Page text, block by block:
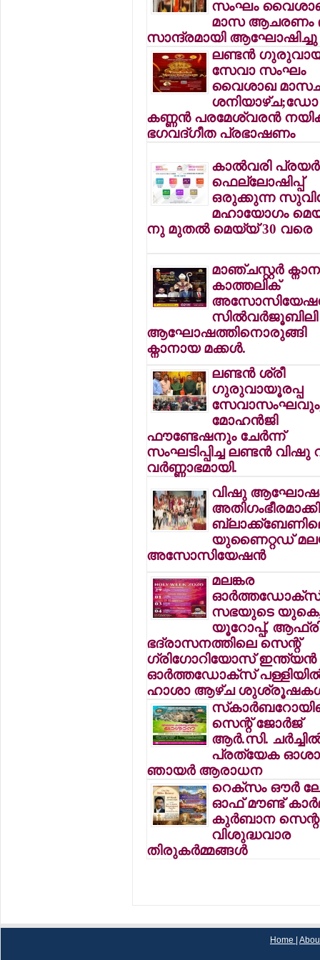
സംഘം
മാസ ആചരണം
സാന്ദ്രമായി ആഘോഷിച്ചു
ലണ്ടന്‍
സേവാ സംഘം
വൈശാഖ
ശനിയാഴ്ച;ഡോ
കണ്ണന്‍ പരമേശ്വരന്‍
ഭഗവദ്ഗീത പ്രഭാഷണം
കാല്‍വരി പ്രയര്‍
ഫെല്ലോഷിപ്പ്
ഒരുക്കുന്ന
മഹായോഗം
നു മുതല്‍ മെയ്യ് 30 വരെ
മാഞ്ചസ്റ്റര്‍
കാത്തലിക്
സില്‍വര്‍ജൂബിലി
ആഘോഷത്തിനൊരുങ്ങി
ക്നാനായ മക്കള്‍.
ലണ്ടന്‍ ശ്രീ
ഗുരുവായൂരപ്പ
മോഹന്‍ജി
ഫൗണ്ടേഷനും ചേര്‍ന്ന്
സംഘടിപ്പിച്ച ലണ്ടന്‍ വിഷു
വര്‍ണ്ണാഭമായി.
വിഷു
അതിഗംഭീരമാക്കി
യുണൈറ്റഡ്
അസോസിയേഷന്‍
മലങ്കര
സഭയുടെ
യൂറോപ്പ്,
ഭദ്രാസനത്തിലെ സെന്റ്
ഗ്രിഗോറിയോസ് ഇന്ത്യന്‍
ഓര്‍ത്തഡോക്സ്
ഹാശാ ആഴ്ച
സെന്റ് ജോര്‍ജ്
ആര്‍.സി.
പ്രത്യേക
ഞായര്‍ ആരാധന
റെക്സം ഔര്‍
ഓഫ് മൗണ്ട്
കുര്‍ബാന
വിശുദ്ധവാര
തിരുകര്‍മ്മങ്ങള്‍
Home